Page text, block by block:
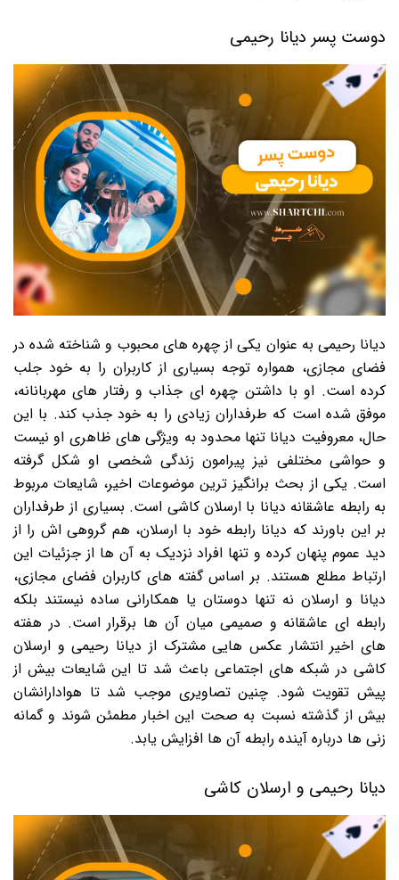
دوست پسر دیانا رحیمی
دیانا رحیمی به عنوان یکی از چهره های محبوب و شناخته شده در
فضای مجازی، همواره توجه بسیاری از کاربران را به خود جلب
کرده است. او با داشتن چهره ای جذاب و رفتار های مهربانانه،
موفق شده است که طرفداران زیادی را به خود جذب کند. با این
حال، معروفیت دیانا تنها محدود به ویژگی های ظاهری او نیست
و حواشی مختلفی نیز پیرامون زندگی شخصی او شکل گرفته
است. یکی از بحث برانگیز ترین موضوعات اخیر، شایعات مربوط
به رابطه عاشقانه دیانا با ارسلان کاشی است. بسیاری از طرفداران
بر این باورند که دیانا رابطه خود با ارسلان، هم گروهی اش را از
دید عموم پنهان کرده و تنها افراد نزدیک به آن ها از جزئیات این
ارتباط مطلع هستند. بر اساس گفته های کاربران فضای مجازی،
دیانا و ارسلان نه تنها دوستان یا همکارانی ساده نیستند بلکه
رابطه ای عاشقانه و صمیمی میان آن ها برقرار است. در هفته
های اخیر انتشار عکس هایی مشترک از دیانا رحیمی و ارسلان
کاشی در شبکه های اجتماعی باعث شد تا این شایعات بیش از
پیش تقویت شود. چنین تصاویری موجب شد تا هوادارانشان
بیش از گذشته نسبت به صحت این اخبار مطمئن شوند و گمانه
زنی ها درباره آینده رابطه آن ها افزایش یابد.
دیانا رحیمی و ارسلان کاشی